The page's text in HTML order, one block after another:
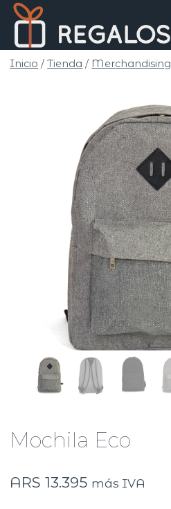
Saltar
contenido
Inicio / Tienda / Merchandising
Mochila Eco
ARS 13.395 más IVA